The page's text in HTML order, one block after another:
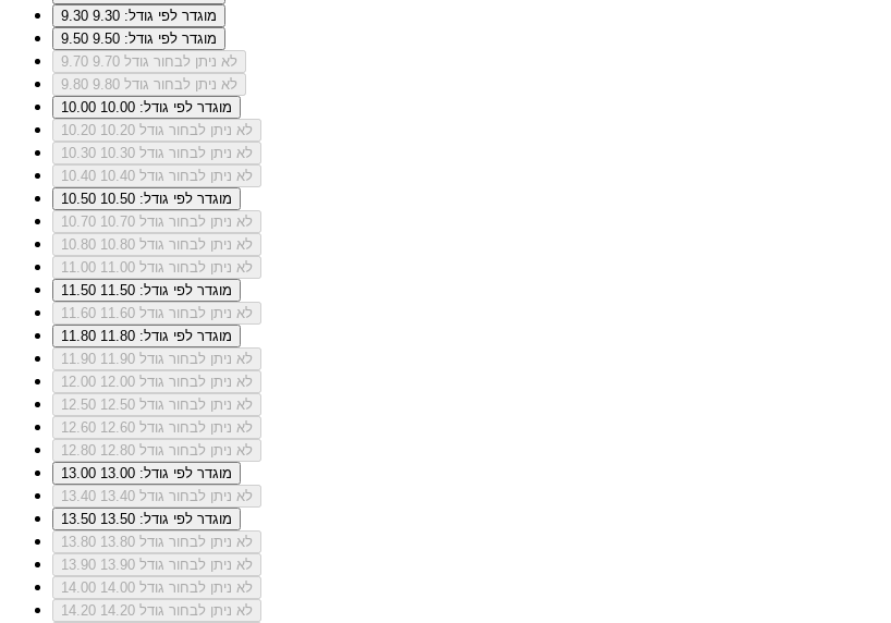
9.30
מוגדר לפי גודל: 9.30
9.50
מוגדר לפי גודל: 9.50
9.70
לא ניתן לבחור גודל 9.70
9.80
לא ניתן לבחור גודל 9.80
10.00
מוגדר לפי גודל: 10.00
10.20
לא ניתן לבחור גודל 10.20
10.30
לא ניתן לבחור גודל 10.30
10.40
לא ניתן לבחור גודל 10.40
10.50
מוגדר לפי גודל: 10.50
10.70
לא ניתן לבחור גודל 10.70
10.80
לא ניתן לבחור גודל 10.80
11.00
לא ניתן לבחור גודל 11.00
11.50
מוגדר לפי גודל: 11.50
11.60
לא ניתן לבחור גודל 11.60
11.80
מוגדר לפי גודל: 11.80
11.90
לא ניתן לבחור גודל 11.90
12.00
לא ניתן לבחור גודל 12.00
12.50
לא ניתן לבחור גודל 12.50
12.60
לא ניתן לבחור גודל 12.60
12.80
לא ניתן לבחור גודל 12.80
13.00
מוגדר לפי גודל: 13.00
13.40
לא ניתן לבחור גודל 13.40
13.50
מוגדר לפי גודל: 13.50
13.80
לא ניתן לבחור גודל 13.80
13.90
לא ניתן לבחור גודל 13.90
14.00
לא ניתן לבחור גודל 14.00
14.20
לא ניתן לבחור גודל 14.20